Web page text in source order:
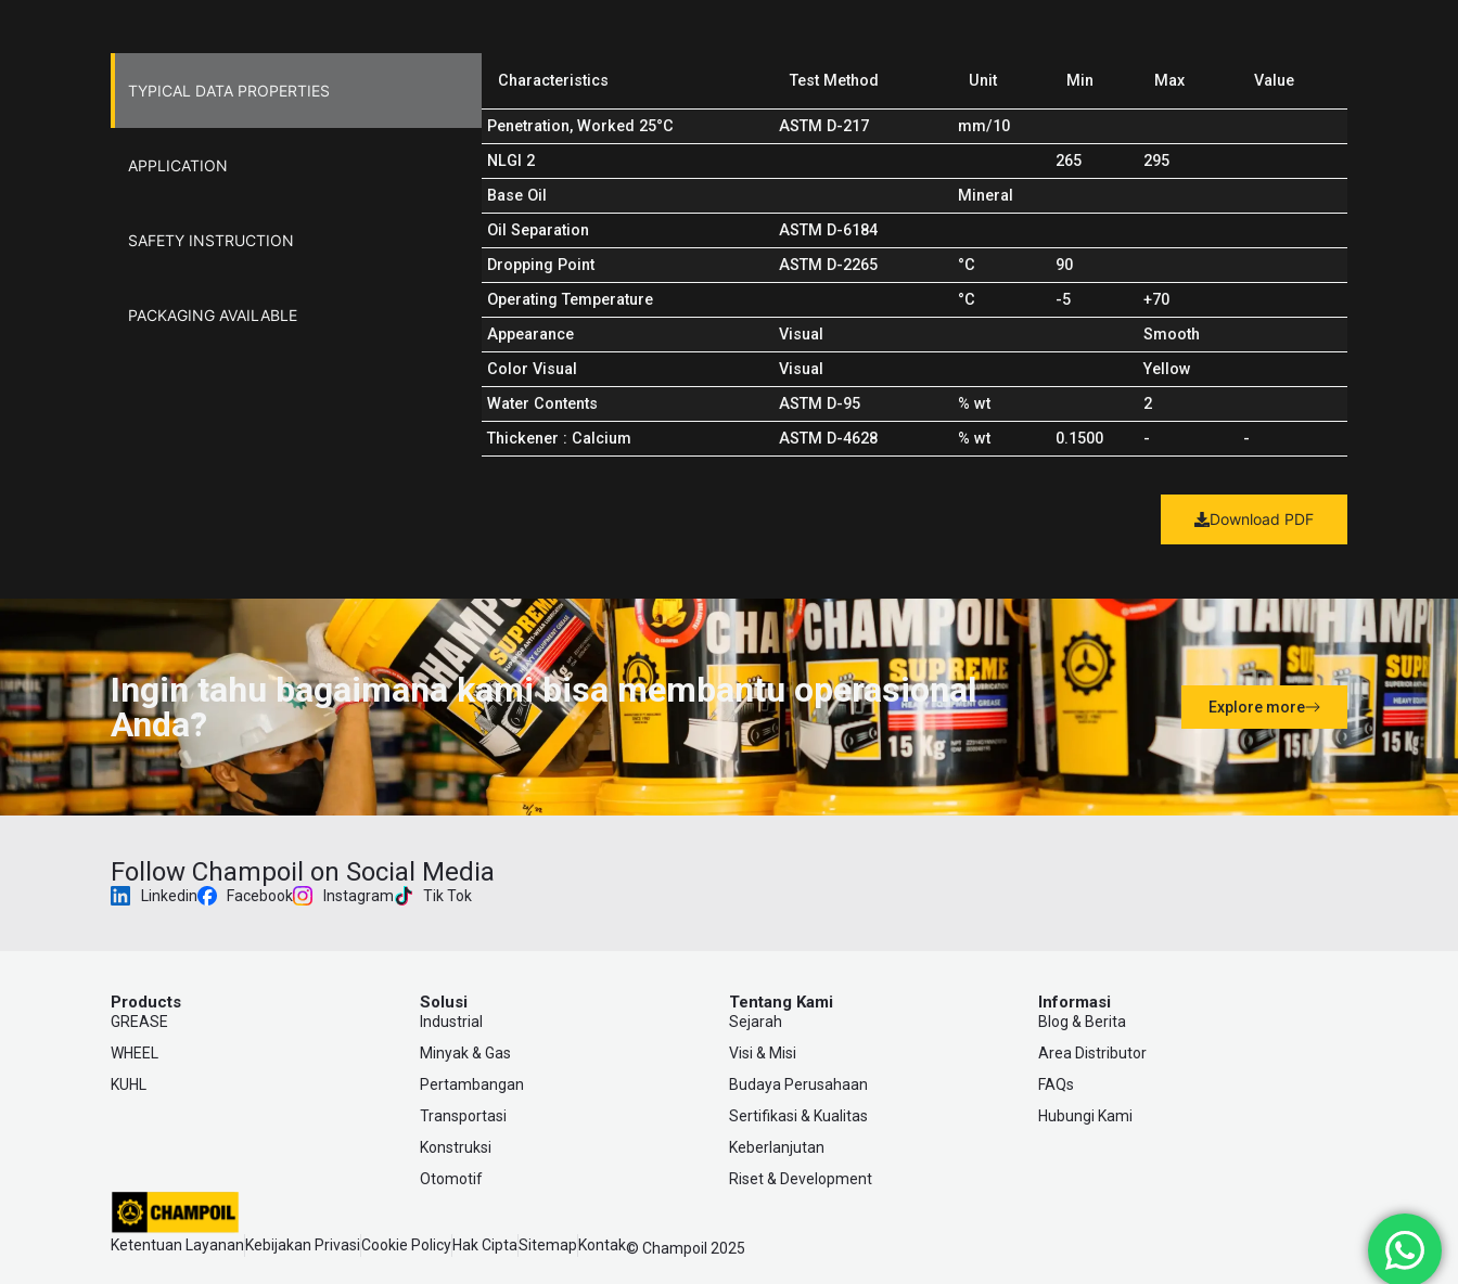
TYPICAL DATA PROPERTIES
APPLICATION
SAFETY INSTRUCTION
PACKAGING AVAILABLE
Characteristics Test Method Unit Min Max Value
Penetration, Worked 25°C ASTM D-217
mm/10
NLGI 2
265
295
Base Oil
Mineral
Oil Separation
ASTM D-6184
Dropping Point
ASTM D-2265 °C
90
Operating Temperature
°C -5
+70
Appearance
Visual
Smooth
Color Visual
Visual
Yellow
Water Contents
ASTM D-95 % wt
2
Thickener : Calcium
ASTM D-4628 % wt 0.1500 - -
Download PDF
Ingin tahu bagaimana kami bisa membantu operasional
Anda?
Explore more
Follow Champoil on Social Media
Linkedin Facebook Instagram Tik Tok
Products
GREASE
WHEEL
KUHL
Solusi
Industrial
Minyak & Gas
Pertambangan
Transportasi
Konstruksi
Otomotif
Tentang Kami
Sejarah
Visi & Misi
Budaya Perusahaan
Sertifikasi & Kualitas
Keberlanjutan
Riset & Development
Informasi
Blog & Berita
Area Distributor
FAQs
Hubungi Kami
Ketentuan Layanan Kebijakan PrivasiCookie PolicyHak CiptaSitemap Kontak© Champoil 2025